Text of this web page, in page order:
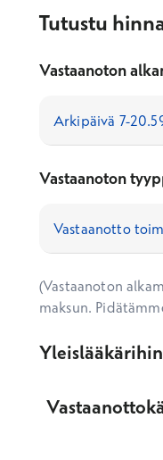
Tutustu
Vastaanoton
Vastaanoton
(Vastaanoton
maksun.